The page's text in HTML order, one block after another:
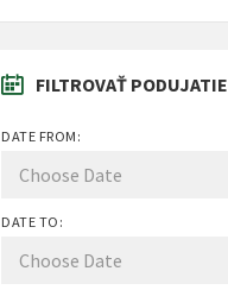
FILTROVAŤ PODUJATIE
DATE FROM:
DATE TO: